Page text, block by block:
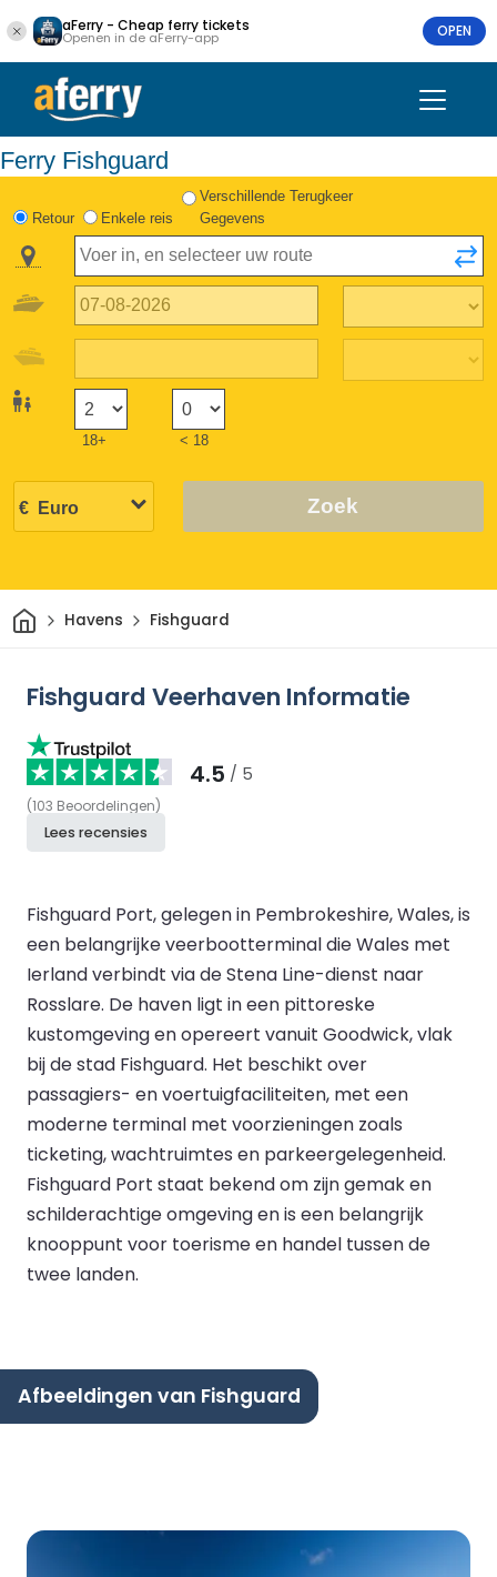
aFerry - Cheap ferry tickets
Openen in de aFerry-app OPEN
Ferry Fishguard
Retour Enkele reis
Verschillende Terugkeer
Gegevens
18+ < 18
Zoek
ThuisHavens Fishguard
Fishguard Veerhaven Informatie
4.5 / 5
(103 Beoordelingen)
Lees recensies
Fishguard Port, gelegen in Pembrokeshire, Wales, is
een belangrijke veerbootterminal die Wales met
Ierland verbindt via de Stena Line-dienst naar
Rosslare. De haven ligt in een pittoreske
kustomgeving en opereert vanuit Goodwick, vlak
bij de stad Fishguard. Het beschikt over
passagiers- en voertuigfaciliteiten, met een
moderne terminal met voorzieningen zoals
ticketing, wachtruimtes en parkeergelegenheid.
Fishguard Port staat bekend om zijn gemak en
schilderachtige omgeving en is een belangrijk
knooppunt voor toerisme en handel tussen de
twee landen.
Afbeeldingen van Fishguard